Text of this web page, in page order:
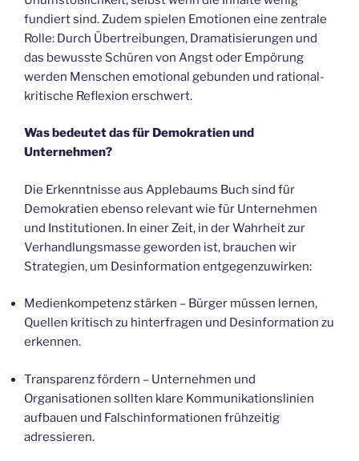
fundiert sind. Zudem spielen Emotionen eine zentrale
Rolle: Durch Übertreibungen, Dramatisierungen und
das bewusste Schüren von Angst oder Empörung
werden Menschen emotional gebunden und rational-
kritische Reflexion erschwert.
Was bedeutet das für Demokratien und
Unternehmen?
Die Erkenntnisse aus Applebaums Buch sind für
Demokratien ebenso relevant wie für Unternehmen
und Institutionen. In einer Zeit, in der Wahrheit zur
Verhandlungsmasse geworden ist, brauchen wir
Strategien, um Desinformation entgegenzuwirken:
Medienkompetenz stärken – Bürger müssen lernen,
Quellen kritisch zu hinterfragen und Desinformation zu
erkennen.
Transparenz fördern – Unternehmen und
Organisationen sollten klare Kommunikationslinien
aufbauen und Falschinformationen frühzeitig
adressieren.